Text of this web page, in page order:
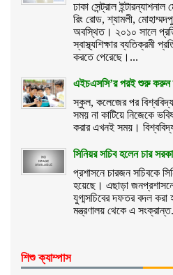
ঢাকা সেন্ট্রাল
রিং রোড, শ্যামলী,
অবস্থিত। ২০১০ সালে
স্বাস্থ্যশিক্ষার ব্যতিক্রমী
করতে পেরেছে।...
এইচএসসি’র পরই শুরু করুন
স্কুল, কলেজের পর
সময় না কাটিয়ে নিজেকে
করার এখনই সময়।
সিনিয়র সচিব হলেন চার
প্রশাসনে চারজন সচিবকে
হয়েছে। এছাড়া
যুগ্মসচিবের দফতর বদল
মন্ত্রণালয় থেকে এ
শিশু ক্যাম্পাস